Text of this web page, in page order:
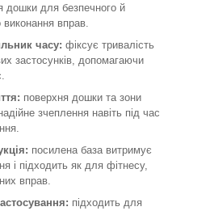
дошки для безпечного й
виконання вправ.
часу: фіксує тривалість
застосунків, допомагаючи
поверхня дошки та зони
зчеплення навіть під час
посилена база витримує
і підходить як для фітнесу,
вправ.
підходить для